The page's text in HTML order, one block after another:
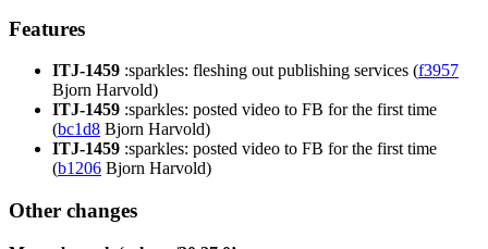
Features
ITJ-1459 :sparkles: fleshing out publishing services (f3957
Bjorn Harvold)
ITJ-1459 :sparkles: posted video to FB for the first time
(bc1d8 Bjorn Harvold)
ITJ-1459 :sparkles: posted video to FB for the first time
(b1206 Bjorn Harvold)
Other changes